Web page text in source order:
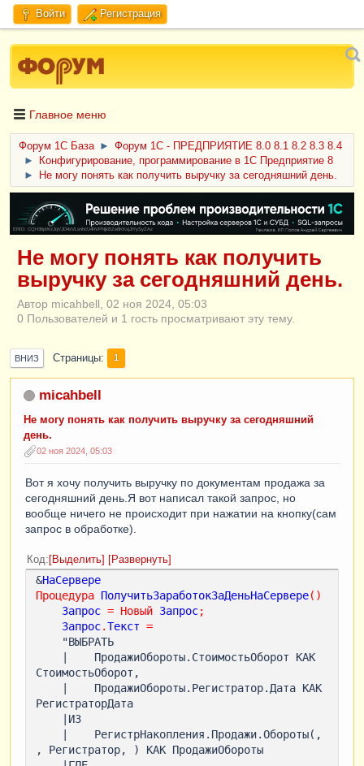
Войти Регистрация
Главное меню
Форум 1C База ►
Форум 1С - ПРЕДПРИЯТИЕ 8.0 8.1 8.2 8.3 8.4
►
Конфигурирование, программирование в 1С Предприятие 8
►
Не могу понять как получить выручку за сегодняшний день.
ERID: CQH36pWzJqVJD4xVLsnhcU4hVPNjkBZe8KKxjJiYySyZAz
Не могу понять как получить
выручку за сегодняшний день.
Автор micahbell, 02 ноя 2024, 05:03
0 Пользователей и 1 гость просматривают эту тему.
ВНИЗ Страницы 1
micahbell
Не могу понять как получить выручку за сегодняшний
день.
02 ноя 2024, 05:03
Вот я хочу получить выручку по документам продажа за
сегодняшний день.Я вот написал такой запрос, но
вообще ничего не происходит при нажатии на кнопку(сам
запрос в обработке).
Код Выделить Развернуть
&НаСервере
Процедура ПолучитьЗаработокЗаДеньНаСервере()
Запрос = Новый Запрос;
Запрос.Текст =
СтоимостьОборот,
РегистраторДата
, Регистратор, ) КАК ПродажиОбороты